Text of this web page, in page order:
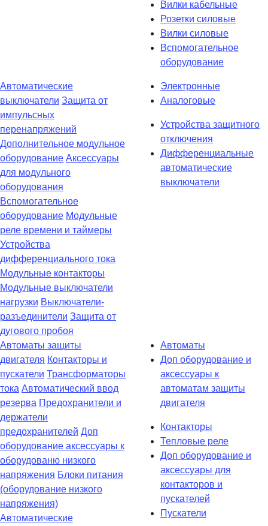
Вилки кабельные
Розетки силовые
Вилки силовые
Вспомогательное
оборудование
Автоматические
выключатели Защита от
импульсных
перенапряжений
Дополнительное модульное
оборудование Аксессуары
для модульного
оборудования
Вспомогательное
оборудование Модульные
реле времени и таймеры
Устройства
дифференциального тока
Модульные контакторы
Модульные выключатели
нагрузки Выключатели-
разъединители Защита от
дугового пробоя
Электронные
Аналоговые
Устройства защитного
отключения
Дифференциальные
автоматические
выключатели
Автоматы защиты
двигателя Контакторы и
пускатели Трансформаторы
тока Автоматический ввод
резерва Предохранители и
держатели
предохранителей Доп
оборудование аксессуары к
оборудованю низкого
напряжения Блоки питания
(оборудование низкого
напряжения)
Автоматические
Автоматы
Доп оборудование и
аксессуары к
автоматам защиты
двигателя
Контакторы
Тепловые реле
Доп оборудование и
аксессуары для
контакторов и
пускателей
Пускатели